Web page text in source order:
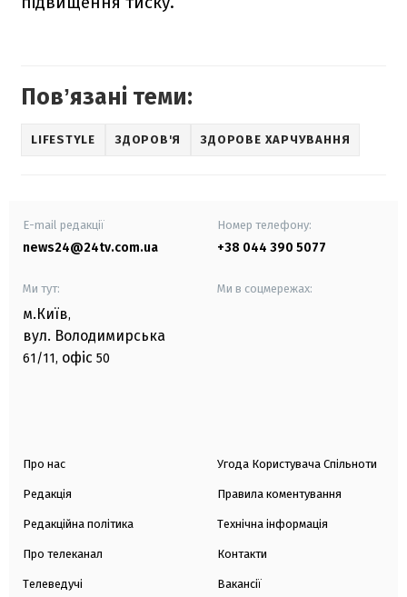
Повʼязані теми:
LIFESTYLE ЗДОРОВ'Я ЗДОРОВЕ ХАРЧУВАННЯ
E-mail редакції
news24@24tv.com.ua
Номер телефону:
+38 044 390 5077
Ми тут:
м.Київ,
вул. Володимирська
61/11, офіс 50
Ми в соцмережах:
Про нас
Редакція
Редакційна політика
Про телеканал
Телеведучі
Угода Користувача Спільноти
Правила коментування
Технічна інформація
Контакти
Вакансії